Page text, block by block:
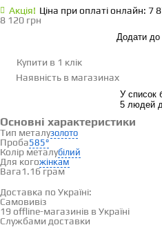
Акцiя! Ціна при оплаті онлайн: 7
8 120 грн
Додати до
Купити в 1 клік
Наявність в магазинах
У список
5 людей
Основні характеристики
Тип металузолото
Проба585°
Колір металубілий
Для когожінкам
Вага1.16 грам
Доставка і оплата
Доставка по Україні:
Самовивіз
19 offline-магазинів в Україні
Службами доставки